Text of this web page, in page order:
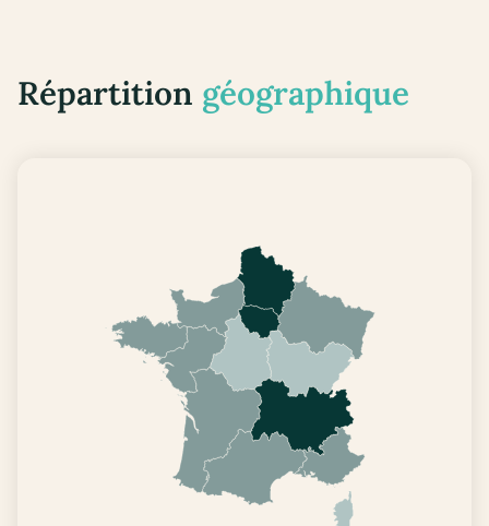
Répartition géographique